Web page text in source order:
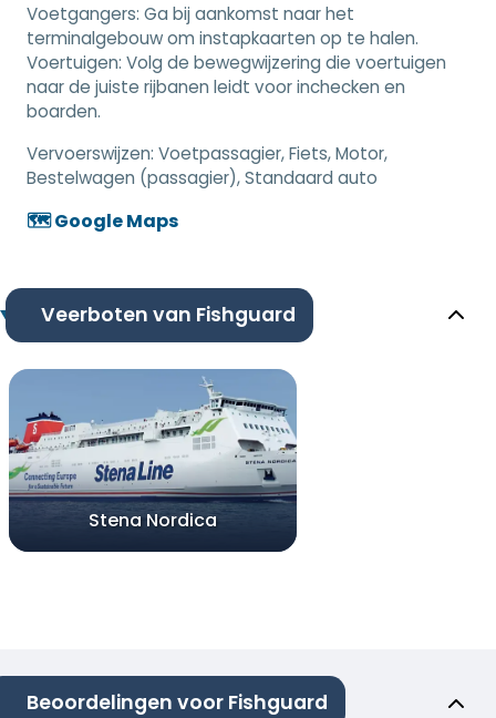
Voetgangers: Ga bij aankomst naar het
terminalgebouw om instapkaarten op te halen.
Voertuigen: Volg de bewegwijzering die voertuigen
naar de juiste rijbanen leidt voor inchecken en
boarden.
Vervoerswijzen: Voetpassagier, Fiets, Motor,
Bestelwagen (passagier), Standaard auto
🗺️ Google Maps
Veerboten van Fishguard
Stena Nordica
Beoordelingen voor Fishguard